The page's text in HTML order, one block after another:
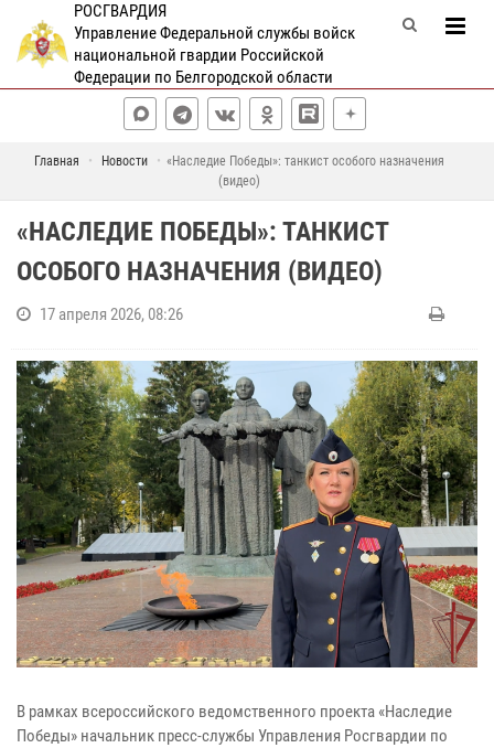
РОСГВАРДИЯ
Управление Федеральной службы войск
национальной гвардии Российской
Федерации по Белгородской области
Главная Новости
«Наследие Победы»: танкист особого назначения
(видео)
«НАСЛЕДИЕ ПОБЕДЫ»: ТАНКИСТ
ОСОБОГО НАЗНАЧЕНИЯ (ВИДЕО)
17 апреля 2026, 08:26
В рамках всероссийского ведомственного проекта «Наследие
Победы» начальник пресс-службы Управления Росгвардии по